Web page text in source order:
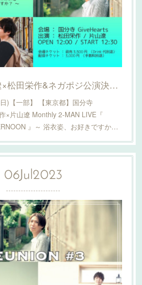
8/13(日)片山遼×松田栄作&ネガポジ公演決定！詳細はこちら！
)【一部】 【東京都】国分寺
×片山遼 Monthly 2-MAN LIVE『
』～ 浴衣姿、お好きですか…
06Jul2023